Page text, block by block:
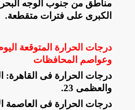
مناطق من جنوب الوجه
الكبرى على فترات متقطعة.
درجات الحرارة المتوقعة
وعواصم المحافظات
والعظمى 23
.
​درجات الحرارة فى العاصمة